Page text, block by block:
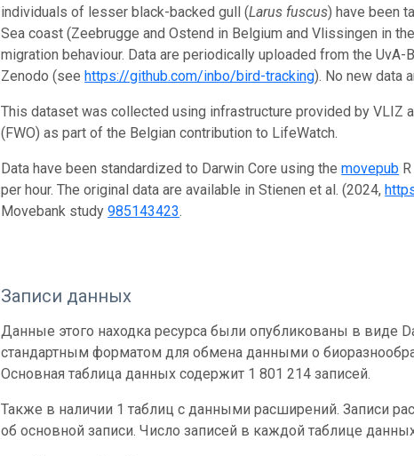
individuals of lesser black-backed gull (Larus fuscus) have been
Sea coast (Zeebrugge and Ostend in Belgium and Vlissingen in
migration behaviour. Data are periodically uploaded from the
Zenodo (seehttps://github.com/inbo/bird-tracking). No new data
This dataset was collected using infrastructure provided by VLIZ
(FWO) as part of the Belgian contribution to LifeWatch.
Data have been standardized to Darwin Core using themovepub
per hour. The original data are available in Stienen et al. (2024,
Movebank study985143423.
Записи данных
Данные этого находка ресурса были опубликованы в виде
стандартным форматом для обмена данными о
Основная таблица данных содержит 1 801 214 записей.
Также в наличии 1 таблиц с данными расширений. Записи
об основной записи. Число записей в каждой таблице